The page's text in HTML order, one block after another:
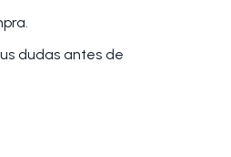
dudas antes de